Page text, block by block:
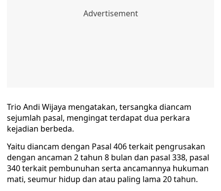
Trio Andi Wijaya mengatakan, tersangka diancam
sejumlah pasal, mengingat terdapat dua perkara
kejadian berbeda.
Yaitu diancam dengan Pasal 406 terkait pengrusakan
dengan ancaman 2 tahun 8 bulan dan pasal 338, pasal
340 terkait pembunuhan serta ancamannya hukuman
mati, seumur hidup dan atau paling lama 20 tahun.